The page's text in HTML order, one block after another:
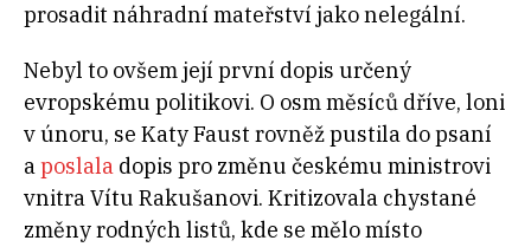
prosadit náhradní mateřství jako nelegální.
Nebyl to ovšem její první dopis určený
evropskému politikovi. O osm měsíců dříve, loni
v únoru, se Katy Faust rovněž pustila do psaní
aposlala dopis pro změnu českému ministrovi
vnitra Vítu Rakušanovi. Kritizovala chystané
změny rodných listů, kde se mělo místo